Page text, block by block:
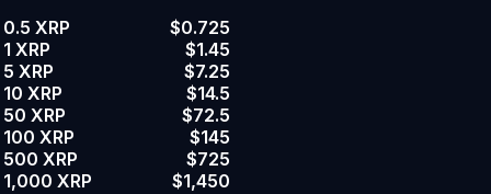
0.5 XRP
$0.725
1 XRP
$1.45
5 XRP
$7.25
10 XRP
$14.5
50 XRP
$72.5
100 XRP
$145
500 XRP
$725
1,000 XRP
$1,450